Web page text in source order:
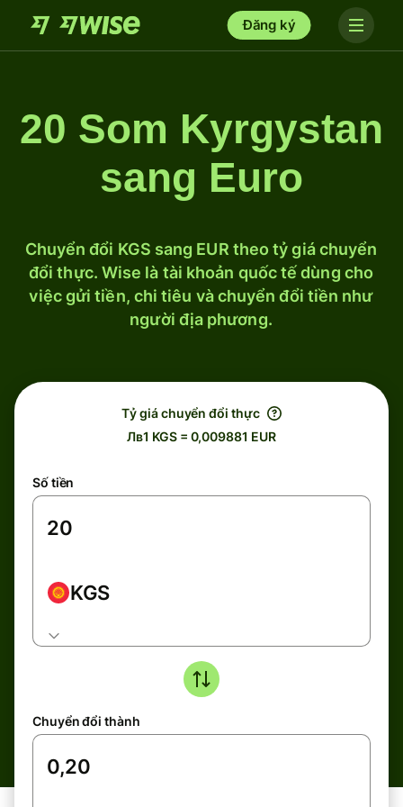
Đăng ký
20 Som Kyrgystan
sang Euro
Chuyển đổi KGS sang EUR theo tỷ giá chuyển
đổi thực. Wise là tài khoản quốc tế dùng cho
việc gửi tiền, chi tiêu và chuyển đổi tiền như
người địa phương.
Tỷ giá chuyển đổi thực
Лв1 KGS = 0,009881 EUR
Số tiền
KGS
Chuyển đổi thành